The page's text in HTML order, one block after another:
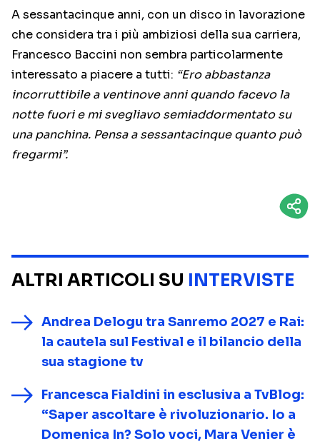
A sessantacinque anni, con un disco in lavorazione
che considera tra i più ambiziosi della sua carriera,
Francesco Baccini non sembra particolarmente
interessato a piacere a tutti: “Ero abbastanza
incorruttibile a ventinove anni quando facevo la
notte fuori e mi svegliavo semiaddormentato su
una panchina. Pensa a sessantacinque quanto può
fregarmi”.
ALTRI ARTICOLI SU INTERVISTE
Andrea Delogu tra Sanremo 2027 e Rai:
la cautela sul Festival e il bilancio della
sua stagione tv
Francesca Fialdini in esclusiva a TvBlog:
“Saper ascoltare è rivoluzionario. Io a
Domenica In? Solo voci, Mara Venier è